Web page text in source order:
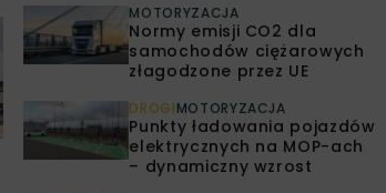
MOTORYZACJA
Normy emisji CO2 dla
samochodów ciężarowych
złagodzone przez UE
DROGIMOTORYZACJA
Punkty ładowania pojazdów
elektrycznych na MOP-ach
– dynamiczny wzrost